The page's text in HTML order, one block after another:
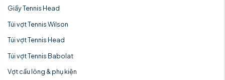
Giầy Tennis Head
Túi vợt Tennis Wilson
Túi vợt Tennis Head
Túi vợt Tennis Babolat
Vợt cầu lông & phụ kiện